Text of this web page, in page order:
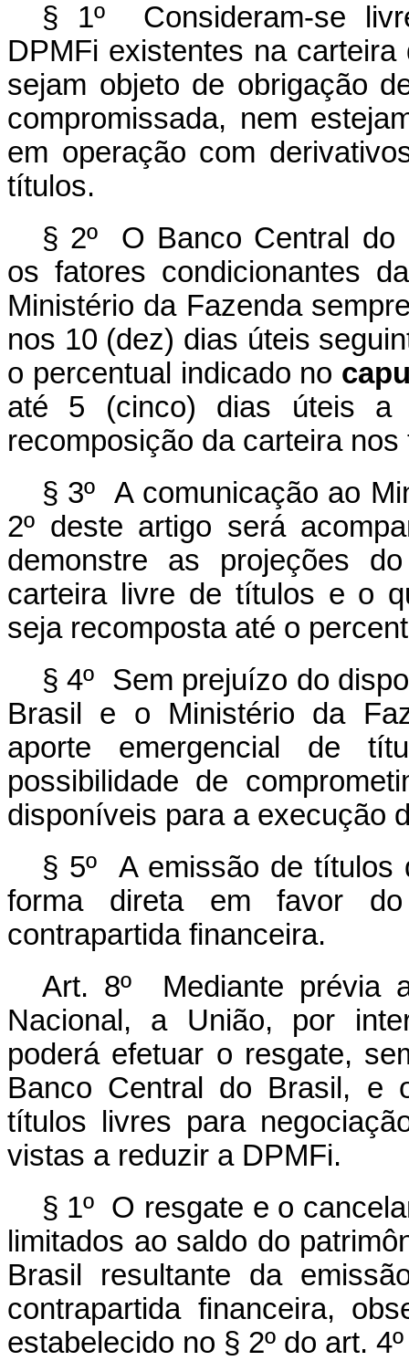
§ 1º Consideram-se
DPMFi existentes na
sejam objeto de obrigação
compromissada, nem
em operação com
títulos.
§ 2º O Banco Central do
os fatores condicionantes
Ministério da Fazenda
nos 10 (dez) dias úteis
o percentual indicado no
até 5 (cinco) dias úteis a
recomposição da carteira
§ 3º A comunicação ao
2º deste artigo será
demonstre as projeções
carteira livre de títulos e o
seja recomposta até o
§ 4º Sem prejuízo do
Brasil e o Ministério da
aporte emergencial de
possibilidade de
disponíveis para a execução
§ 5º A emissão de títulos
forma direta em favor
contrapartida financeira.
Art. 8º Mediante prévia
Nacional, a União, por
poderá efetuar o resgate,
Banco Central do Brasil, e
títulos livres para
vistas a reduzir a DPMFi.
§ 1º O resgate e o
limitados ao saldo do
Brasil resultante da
contrapartida financeira,
estabelecido no § 2º do art.